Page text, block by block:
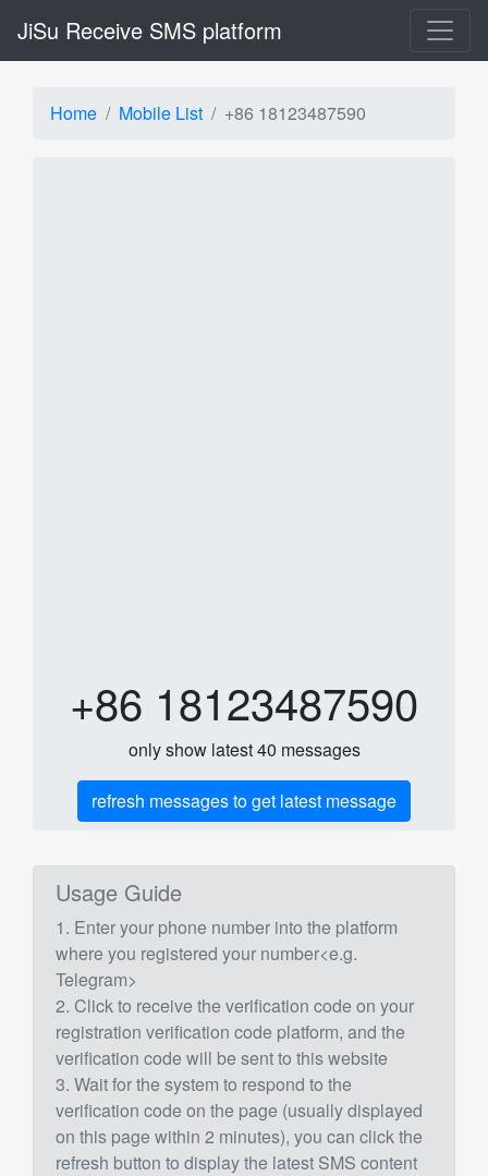
JiSu Receive SMS platform
Home Mobile List +86 18123487590
+86 18123487590
only show latest 40 messages
refresh messages to get latest message
Usage Guide
1. Enter your phone number into the platform
where you registered your number<e.g.
Telegram>
2. Click to receive the verification code on your
registration verification code platform, and the
verification code will be sent to this website
3. Wait for the system to respond to the
verification code on the page (usually displayed
on this page within 2 minutes), you can click the
refresh button to display the latest SMS content